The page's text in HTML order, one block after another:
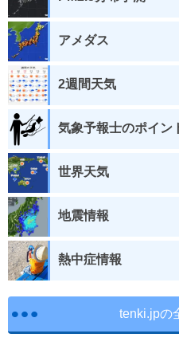
アメダス
2週間天気
気象予報士のポイン
世界天気
地震情報
熱中症情報
tenki.jpの